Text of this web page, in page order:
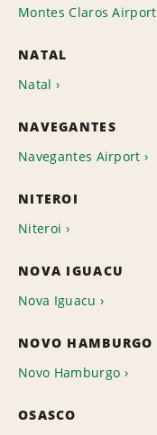
Montes Claros Airport
NATAL
Natal
NAVEGANTES
Navegantes Airport
NITEROI
Niteroi
NOVA IGUACU
Nova Iguacu
NOVO HAMBURGO
Novo Hamburgo
OSASCO